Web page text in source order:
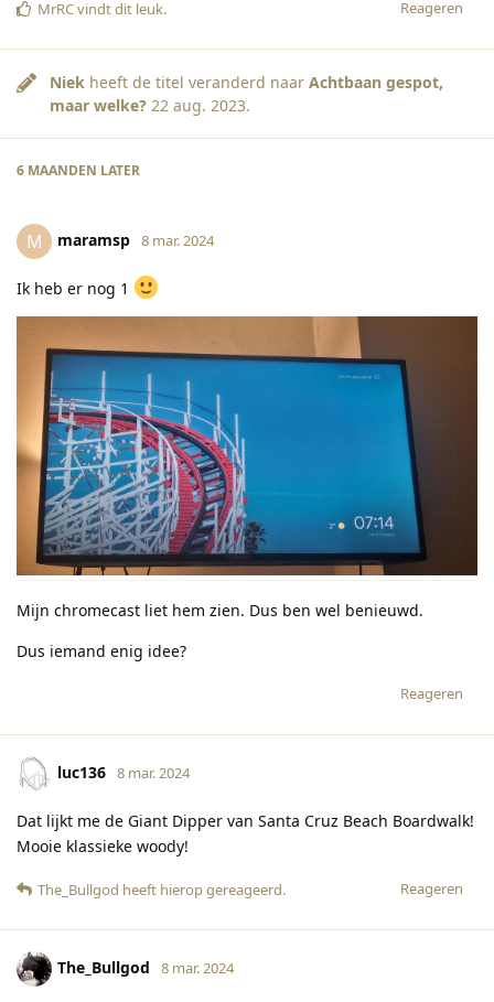
Reageren
MrRCvindt dit leuk.
Niek heeft de titel veranderd naar Achtbaan gespot,
maar welke? 22 aug. 2023.
6 MAANDEN LATER
M maramsp 8 mar. 2024
Ik heb er nog 1
Mijn chromecast liet hem zien. Dus ben wel benieuwd.
Dus iemand enig idee?
Reageren
luc136 8 mar. 2024
Dat lijkt me de Giant Dipper van Santa Cruz Beach Boardwalk!
Mooie klassieke woody!
Reageren
The_Bullgod heeft hierop gereageerd.
The_Bullgod 8 mar. 2024